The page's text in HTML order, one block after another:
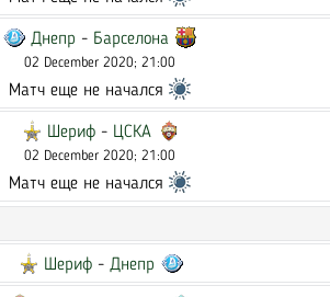
Днепр - Барселона
02 December 2020; 21:00
Матч еще не начался
Шериф - ЦСКА
02 December 2020; 21:00
Матч еще не начался
Шериф -Днепр